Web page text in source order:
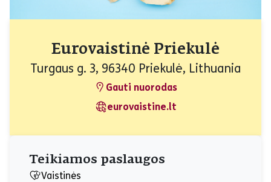
Eurovaistinė Priekulė
Turgaus g. 3, 96340 Priekulė, Lithuania
Gauti nuorodas
eurovaistine.lt
Teikiamos paslaugos
Vaistinės